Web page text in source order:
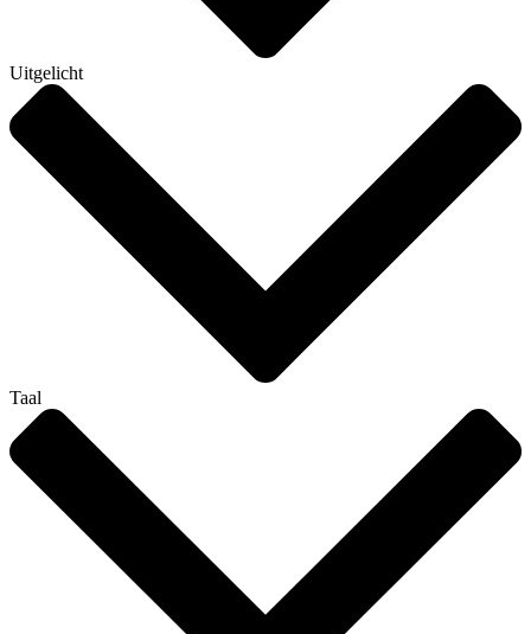
Uitgelicht
Taal